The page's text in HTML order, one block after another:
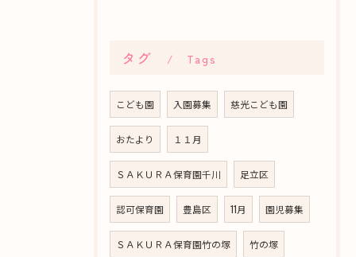
タグ Tags
こども園 入園募集 慈光こども園
おたより １１月
ＳＡＫＵＲＡ保育園千川 足立区
認可保育園 豊島区 11月 園児募集
ＳＡＫＵＲＡ保育園竹の塚 竹の塚